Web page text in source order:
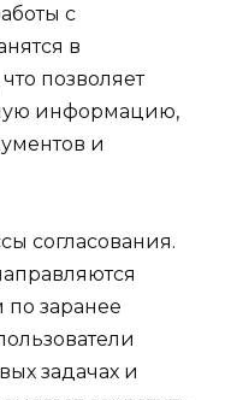
с
в
позволяет
информацию,
и
согласования.
по заранее
задачах и